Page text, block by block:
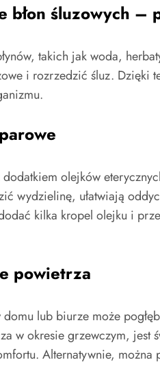
błon śluzowych –
takich jak woda,
i rozrzedzić śluz. Dzięki
olejków
wydzielinę, ułatwiają
kilka kropel olejku i
powietrza
lub biurze może
w okresie grzewczym, jest
Alternatywnie,